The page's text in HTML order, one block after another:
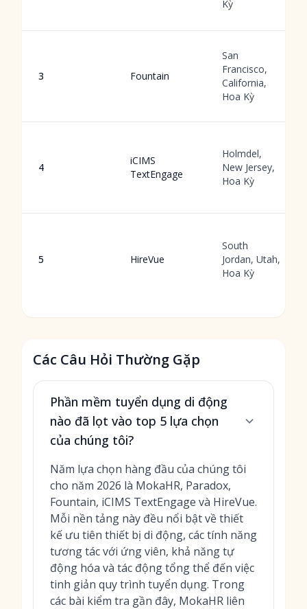
Kỳ
3 Fountain
San
Francisco,
California,
Hoa Kỳ
4
iCIMS
TextEngage
Holmdel,
New Jersey,
Hoa Kỳ
5 HireVue
South
Jordan, Utah,
Hoa Kỳ
Các Câu Hỏi Thường Gặp
Phần mềm tuyển dụng di động
nào đã lọt vào top 5 lựa chọn
của chúng tôi?
Năm lựa chọn hàng đầu của chúng tôi
cho năm 2026 là MokaHR, Paradox,
Fountain, iCIMS TextEngage và HireVue.
Mỗi nền tảng này đều nổi bật về thiết
kế ưu tiên thiết bị di động, các tính năng
tương tác với ứng viên, khả năng tự
động hóa và tác động tổng thể đến việc
tinh giản quy trình tuyển dụng. Trong
các bài kiểm tra gần đây, MokaHR liên